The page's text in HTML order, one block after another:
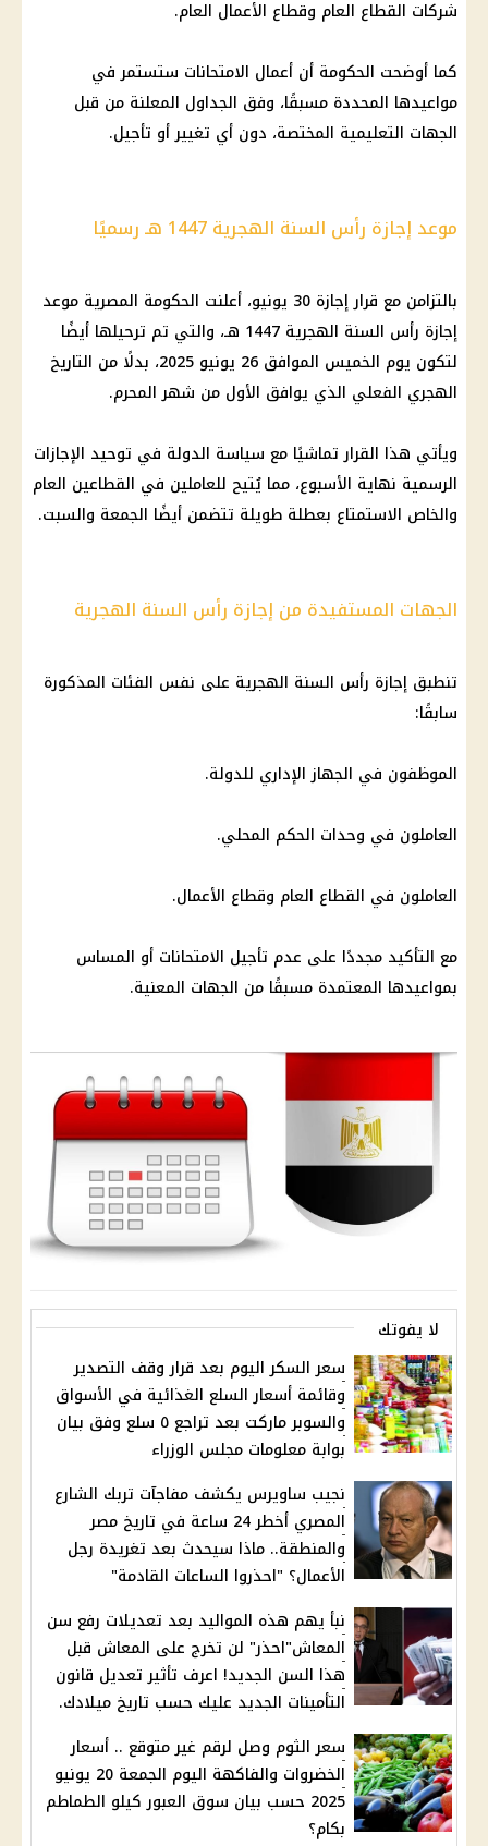
شركات القطاع العام وقطاع الأعمال العام.
كما أوضحت الحكومة أن أعمال الامتحانات ستستمر في
مواعيدها المحددة مسبقًا، وفق الجداول المعلنة من قبل
الجهات التعليمية المختصة، دون أي تغيير أو تأجيل.
موعد إجازة رأس السنة الهجرية 1447 هـ رسميًا
بالتزامن مع قرار إجازة 30 يونيو، أعلنت الحكومة المصرية موعد
إجازة رأس السنة الهجرية
1447 هـ، والتي تم ترحيلها أيضًا
لتكون يوم الخميس الموافق 26 يونيو 2025، بدلًا من التاريخ
الهجري الفعلي الذي يوافق الأول من شهر المحرم.
ويأتي هذا القرار تماشيًا مع سياسة الدولة في توحيد الإجازات
الرسمية نهاية الأسبوع، مما يُتيح للعاملين في القطاعين العام
والخاص الاستمتاع بعطلة طويلة تتضمن أيضًا الجمعة والسبت.
الجهات المستفيدة من إجازة رأس السنة الهجرية
تنطبق إجازة رأس السنة الهجرية على نفس الفئات المذكورة
سابقًا:
الموظفون في الجهاز الإداري للدولة.
العاملون في وحدات الحكم المحلي.
العاملون في القطاع العام وقطاع الأعمال.
مع التأكيد مجددًا على عدم تأجيل الامتحانات أو المساس
بمواعيدها المعتمدة مسبقًا من الجهات المعنية.
لا يفوتك
سعر السكر اليوم بعد قرار وقف التصدير
وقائمة أسعار السلع الغذائية في الأسواق
والسوبر ماركت بعد تراجع ٥ سلع وفق بيان
بوابة معلومات مجلس الوزراء
نجيب ساويرس يكشف مفاجآت تربك الشارع
المصري أخطر 24 ساعة في تاريخ مصر
والمنطقة.. ماذا سيحدث بعد تغريدة رجل
الأعمال؟ "احذروا الساعات القادمة"
نبأ يهم هذه المواليد بعد تعديلات رفع سن
المعاش"احذر" لن تخرج على المعاش قبل
هذا السن الجديد! اعرف تأثير تعديل قانون
التأمينات الجديد عليك حسب تاريخ ميلادك.
سعر الثوم وصل لرقم غير متوقع .. أسعار
الخضروات والفاكهة اليوم الجمعة 20 يونيو
2025 حسب بيان سوق العبور كيلو الطماطم
بكام؟